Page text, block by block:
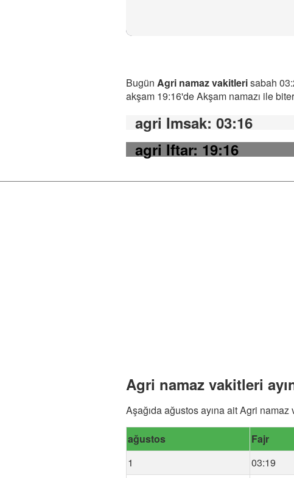
Bugün Agri namaz vakitlerisabah
akşam 19:16'de Akşam namazı ile
agri Imsak: 03:16
agri Iftar: 19:16
Agri namaz vakitleri
Aşağıda ağustos ayına ait Agri
ağustos Fajr
1
03:19